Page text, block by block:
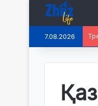
7.08.2026